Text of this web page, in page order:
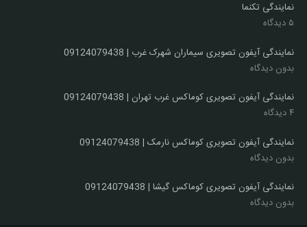
نمایندگی تکنما
۵ دیدگاه
نمایندگی آیفون تصویری سیماران شهرک غرب | 09124079438
بدون دیدگاه
نمایندگی آیفون تصویری کوماکس غرب تهران | 09124079438
۴ دیدگاه
نمایندگی آیفون تصویری کوماکس نارمک | 09124079438
بدون دیدگاه
نمایندگی آیفون تصویری کوماکس گیشا | 09124079438
بدون دیدگاه